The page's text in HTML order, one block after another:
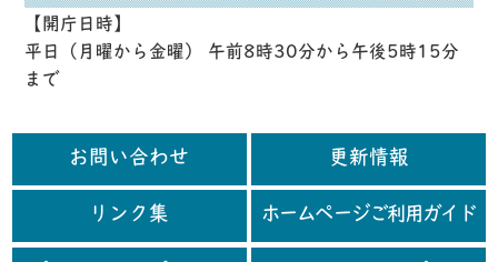
【開庁日時】
平日（月曜から金曜） 午前8時30分から午後5時15分
まで
お問い合わせ 更新情報
リンク集 ホームページご利用ガイド